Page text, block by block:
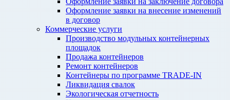
Оформление заявки на внесение изменений
в договор
Коммерческие услуги
Производство модульных контейнерных
площадок
Продажа контейнеров
Ремонт контейнеров
Контейнеры по программе TRADE-IN
Ликвидация свалок
Экологическая отчетность